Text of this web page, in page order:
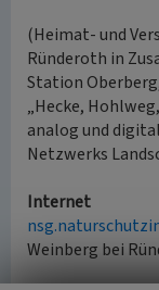
(Heimat- und
Ründeroth in
Station
„Hecke,
analog und
Netzwerks
Internet
Weinberg bei